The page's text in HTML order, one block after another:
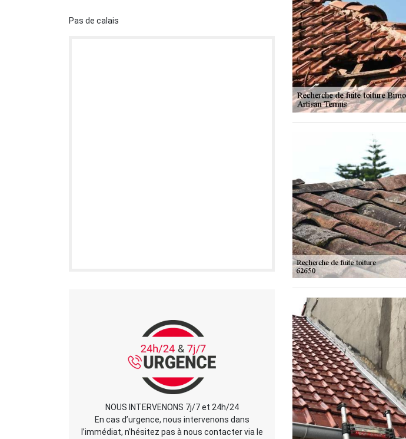
Pas de calais
NOUS INTERVENONS 7j/7 et 24h/24
En cas d’urgence, nous intervenons dans
l’immédiat, n’hésitez pas à nous contacter via le